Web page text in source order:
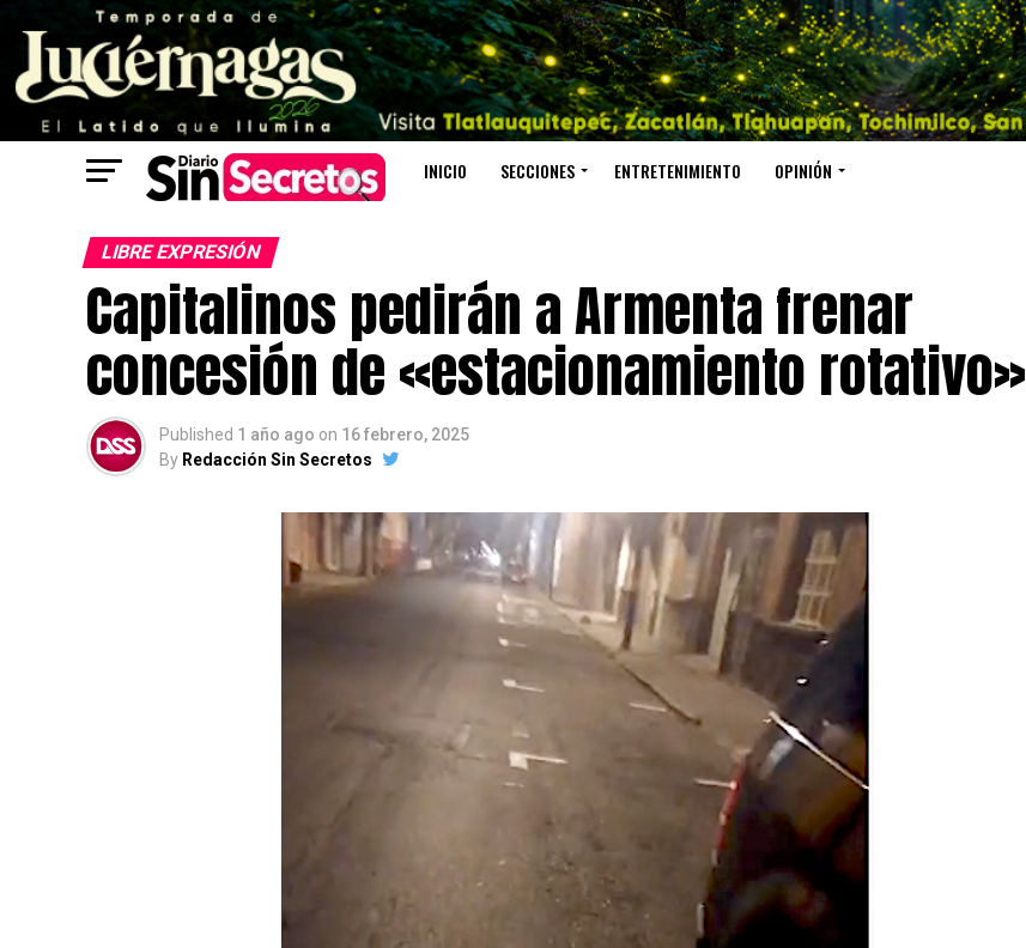
INICIO SECCIONES ENTRETENIMIENTO OPINIÓN
LIBRE EXPRESIÓN
Capitalinos pedirán a Armenta frenar
concesión de «estacionamiento rotativo»
Published 1 año ago on 16 febrero, 2025
By Redacción Sin Secretos